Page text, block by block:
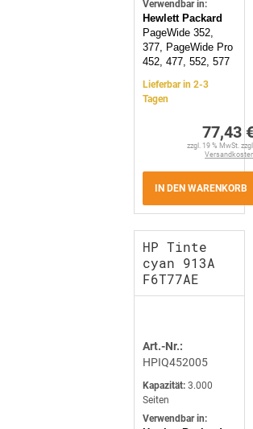
Verwendbar in:
Hewlett Packard
PageWide 352,
377, PageWide Pro
452, 477, 552, 577
Lieferbar in 2-3
Tagen
77,43
zzgl. 19 % MwSt.
IN DEN WARENKORB
HP Tinte
cyan 913A
F6T77AE
Art.-Nr.:
HPIQ452005
Kapazität: 3.000
Seiten
Verwendbar in: